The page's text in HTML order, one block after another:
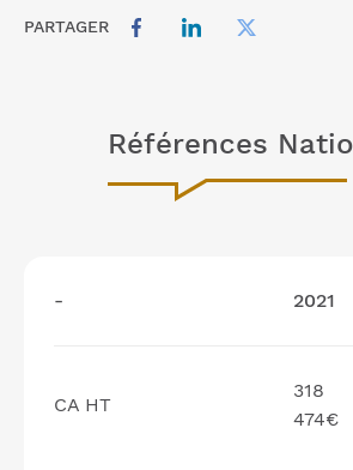
PARTAGER
Références
- 2021
CA HT
318
474€